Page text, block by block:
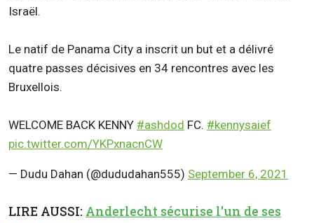
Israël.
Le natif de Panama City a inscrit un but et a délivré
quatre passes décisives en 34 rencontres avec les
Bruxellois.
WELCOME BACK KENNY #ashdod FC. #kennysaief
pic.twitter.com/YKPxnacnCW
— Dudu Dahan (@dududahan555) September 6, 2021
LIRE AUSSI: Anderlecht sécurise l'un de ses